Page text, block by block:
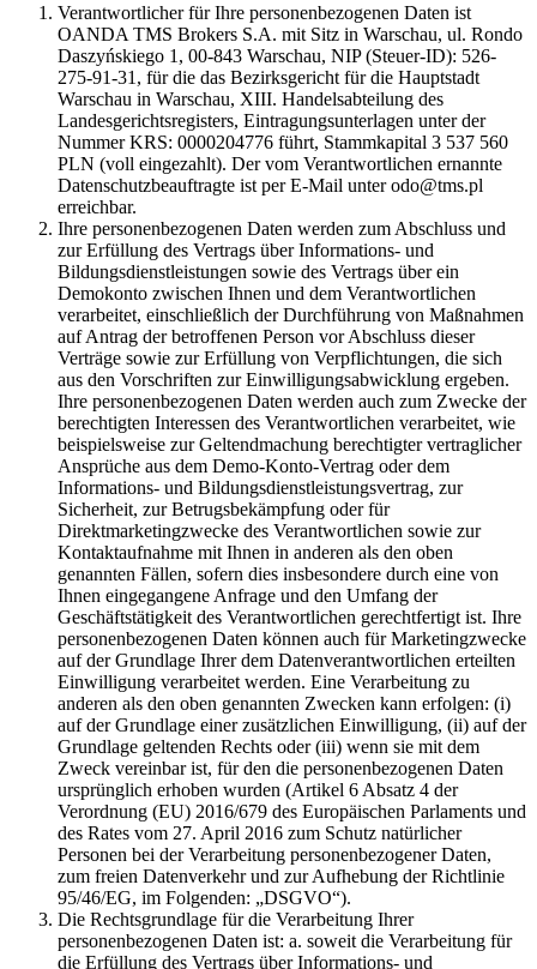
Verantwortlicher für Ihre personenbezogenen Daten ist
OANDA TMS Brokers S.A. mit Sitz in Warschau, ul. Rondo
Daszyńskiego 1, 00-843 Warschau, NIP (Steuer-ID): 526-
275-91-31, für die das Bezirksgericht für die Hauptstadt
Warschau in Warschau, XIII. Handelsabteilung des
Landesgerichtsregisters, Eintragungsunterlagen unter der
Nummer KRS: 0000204776 führt, Stammkapital 3 537 560
PLN (voll eingezahlt). Der vom Verantwortlichen ernannte
Datenschutzbeauftragte ist per E-Mail unter odo@tms.pl
erreichbar.
Ihre personenbezogenen Daten werden zum Abschluss und
zur Erfüllung des Vertrags über Informations- und
Bildungsdienstleistungen sowie des Vertrags über ein
Demokonto zwischen Ihnen und dem Verantwortlichen
verarbeitet, einschließlich der Durchführung von Maßnahmen
auf Antrag der betroffenen Person vor Abschluss dieser
Verträge sowie zur Erfüllung von Verpflichtungen, die sich
aus den Vorschriften zur Einwilligungsabwicklung ergeben.
Ihre personenbezogenen Daten werden auch zum Zwecke der
berechtigten Interessen des Verantwortlichen verarbeitet, wie
beispielsweise zur Geltendmachung berechtigter vertraglicher
Ansprüche aus dem Demo-Konto-Vertrag oder dem
Informations- und Bildungsdienstleistungsvertrag, zur
Sicherheit, zur Betrugsbekämpfung oder für
Direktmarketingzwecke des Verantwortlichen sowie zur
Kontaktaufnahme mit Ihnen in anderen als den oben
genannten Fällen, sofern dies insbesondere durch eine von
Ihnen eingegangene Anfrage und den Umfang der
Geschäftstätigkeit des Verantwortlichen gerechtfertigt ist. Ihre
personenbezogenen Daten können auch für Marketingzwecke
auf der Grundlage Ihrer dem Datenverantwortlichen erteilten
Einwilligung verarbeitet werden. Eine Verarbeitung zu
anderen als den oben genannten Zwecken kann erfolgen: (i)
auf der Grundlage einer zusätzlichen Einwilligung, (ii) auf der
Grundlage geltenden Rechts oder (iii) wenn sie mit dem
Zweck vereinbar ist, für den die personenbezogenen Daten
ursprünglich erhoben wurden (Artikel 6 Absatz 4 der
Verordnung (EU) 2016/679 des Europäischen Parlaments und
des Rates vom 27. April 2016 zum Schutz natürlicher
Personen bei der Verarbeitung personenbezogener Daten,
zum freien Datenverkehr und zur Aufhebung der Richtlinie
95/46/EG, im Folgenden: „DSGVO“).
Die Rechtsgrundlage für die Verarbeitung Ihrer
personenbezogenen Daten ist: a. soweit die Verarbeitung für
die Erfüllung des Vertrags über Informations- und